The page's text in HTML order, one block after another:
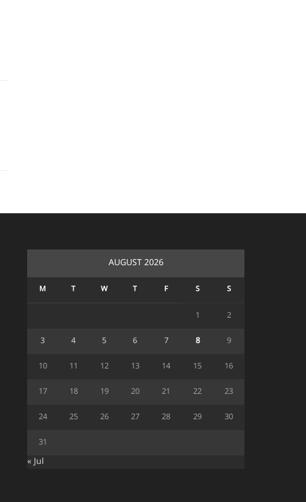
AUGUST 2026
M T W T F S S
1 2
3 4 5 6 7 8 9
10 11 12 13 14 15 16
17 18 19 20 21 22 23
24 25 26 27 28 29 30
31
« Jul